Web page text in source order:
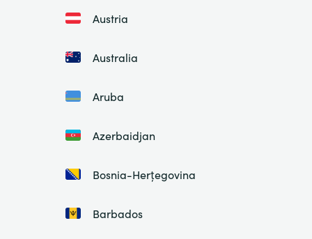
Austria
Australia
Aruba
Azerbaidjan
Bosnia-Herțegovina
Barbados